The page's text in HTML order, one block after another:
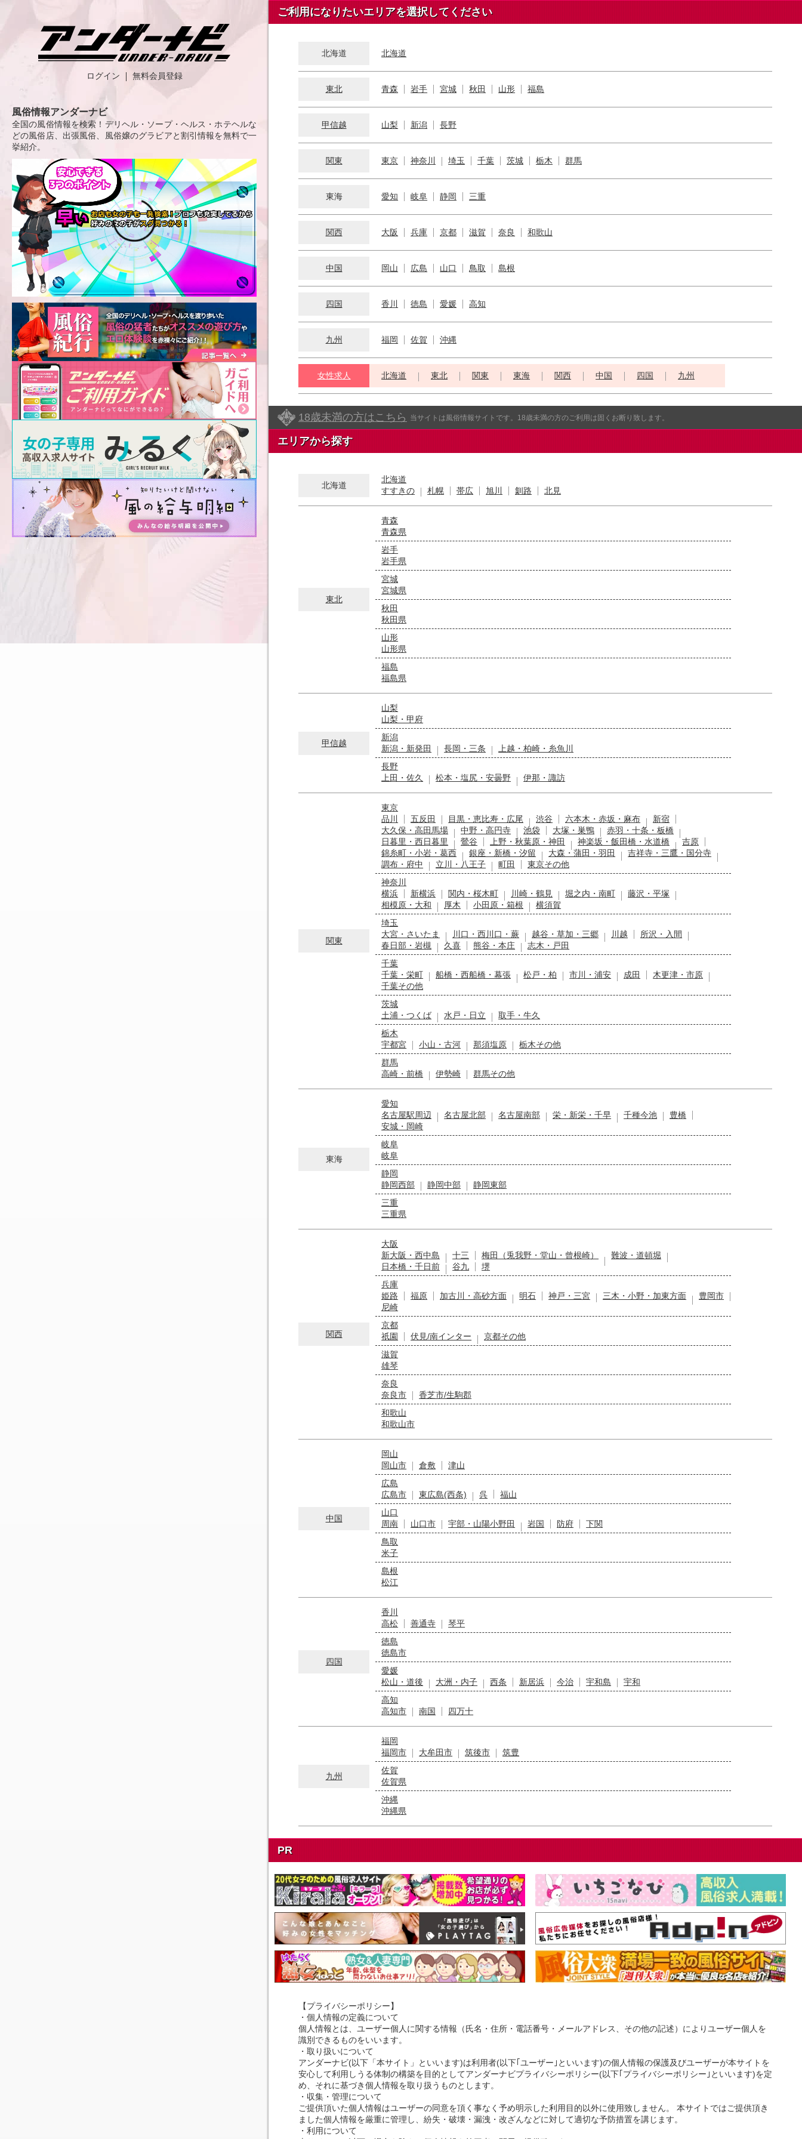
ログイン 無料会員登録
風俗情報アンダーナビ
全国の風俗情報を検索！デリヘル・ソープ・ヘルス・ホテヘルな
どの風俗店、出張風俗、風俗嬢のグラビアと割引情報を無料で一
挙紹介。
ご利用になりたいエリアを選択してください
北海道 北海道
東北 青森 岩手 宮城 秋田 山形 福島
甲信越 山梨 新潟 長野
関東 東京 神奈川 埼玉 千葉 茨城 栃木 群馬
東海 愛知 岐阜 静岡 三重
関西 大阪 兵庫 京都 滋賀 奈良 和歌山
中国 岡山 広島 山口 鳥取 島根
四国 香川 徳島 愛媛 高知
九州 福岡 佐賀 沖縄
女性求人 北海道 東北 関東 東海 関西 中国 四国 九州
18歳未満の方はこちら 当サイトは風俗情報サイトです。18歳未満の方のご利用は固くお断り致します。
エリアから探す
北海道
北海道
すすきの
札幌 帯広 旭川 釧路 北見
東北
青森
青森県
岩手
岩手県
宮城
宮城県
秋田
秋田県
山形
山形県
福島
福島県
甲信越
山梨
山梨・甲府
新潟
新潟・新発田
長岡・三条
上越・柏崎・糸魚川
長野
上田・佐久
松本・塩尻・安曇野 伊那・諏訪
関東
東京
品川
五反田 目黒・恵比寿・広尾 渋谷 六本木・赤坂・麻布
新宿
大久保・高田馬場
中野・高円寺 池袋 大塚・巣鴨
赤羽・十条・板橋
日暮里・西日暮里
鶯谷 上野・秋葉原・神田 神楽坂・飯田橋・水道橋
吉原
錦糸町・小岩・葛西
銀座・新橋・汐留 大森・蒲田・羽田
吉祥寺・三鷹・国分寺
調布・府中
立川・八王子 町田
東京その他
神奈川
横浜
新横浜 関内・桜木町 川崎・鶴見 堀之内・南町
藤沢・平塚
相模原・大和
厚木 小田原・箱根
横須賀
埼玉
大宮・さいたま
川口・西川口・蕨 越谷・草加・三郷 川越
所沢・入間
春日部・岩槻
久喜 熊谷・本庄
志木・戸田
千葉
千葉・栄町
船橋・西船橋・幕張 松戸・柏 市川・浦安 成田
木更津・市原
千葉その他
茨城
土浦・つくば
水戸・日立
取手・牛久
栃木
宇都宮
小山・古河 那須塩原
栃木その他
群馬
高崎・前橋
伊勢崎 群馬その他
東海
愛知
名古屋駅周辺
名古屋北部 名古屋南部 栄・新栄・千早 千種今池
豊橋
安城・岡崎
岐阜
岐阜
静岡
静岡西部
静岡中部
静岡東部
三重
三重県
関西
大阪
新大阪・西中島
十三 梅田（兎我野・堂山・曾根崎）
難波・道頓堀
日本橋・千日前
谷九
堺
兵庫
姫路
福原 加古川・高砂方面 明石 神戸・三宮 三木・小野・加東方面
豊岡市
尼崎
京都
祇園
伏見/南インター
京都その他
滋賀
雄琴
奈良
奈良市
香芝市/生駒郡
和歌山
和歌山市
中国
岡山
岡山市
倉敷
津山
広島
広島市
東広島(西条) 呉
福山
山口
周南
山口市 宇部・山陽小野田 岩国 防府
下関
鳥取
米子
島根
松江
四国
香川
高松
善通寺
琴平
徳島
徳島市
愛媛
松山・道後
大洲・内子 西条 新居浜 今治 宇和島
宇和
高知
高知市
南国 四万十
九州
福岡
福岡市
大牟田市 筑後市
筑豊
佐賀
佐賀県
沖縄
沖縄県
PR
【プライバシーポリシー】
・個人情報の定義について
個人情報とは、ユーザー個人に関する情報（氏名・住所・電話番号・メールアドレス、その他の記述）によりユーザー個人を
識別できるものをいいます。
・取り扱いについて
アンダーナビ(以下「本サイト」といいます)は利用者(以下｢ユーザー｣といいます)の個人情報の保護及びユーザーが本サイトを
安心して利用しうる体制の構築を目的としてアンダーナビプライバシーポリシー(以下｢プライバシーポリシー｣といいます)を定
め、それに基づき個人情報を取り扱うものとします。
・収集・管理について
ご提供頂いた個人情報はユーザーの同意を頂く事なく予め明示した利用目的以外に使用致しません。 本サイトではご提供頂き
ました個人情報を厳重に管理し、紛失・破壊・漏洩・改ざんなどに対して適切な予防措置を講じます。
・利用について